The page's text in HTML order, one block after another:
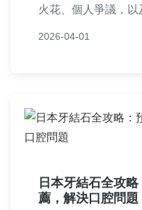
火花、個人爭議，
心。
2026-04-01
日本牙結石全攻
薦，解決口腔問題